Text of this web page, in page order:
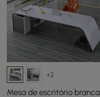
+2
Mesa de escritório branca